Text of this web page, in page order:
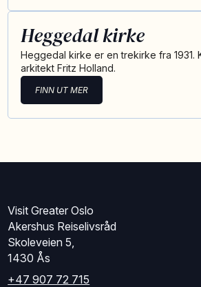
Heggedal kirke
Heggedal kirke er en trekirke fra 1931.
arkitekt Fritz Holland.
FINN UT MER
Visit Greater Oslo
Akershus Reiselivsråd
Skoleveien 5,
1430 Ås
+47 907 72 715